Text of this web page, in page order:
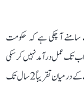
آ چکی ہے کہ حکومت
کمیٹی کی 101 سفارشات میں سے 27 پر اب تک عمل درآمد نہیں کر سکی
ہے۔ ان کا کہنا تھا کہ 2024 اور 2026 کے پیپر لیک کے درمیان تقریباً 2 سال تک